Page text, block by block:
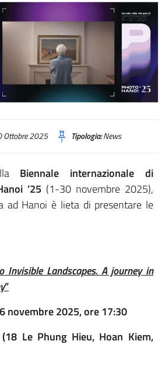
2025 Tipologia:News
Biennale internazionale di
’25 (1-30 novembre 2025),
ad Hanoi è lieta di presentare le
Invisible Landscapes. A journey in
”
novembre 2025, ore 17:30
(18 Le Phung Hieu, Hoan Kiem,